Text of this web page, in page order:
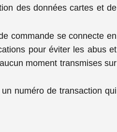
des données cartes et de
commande se connecte en
pour éviter les abus et
moment transmises sur
numéro de transaction qui